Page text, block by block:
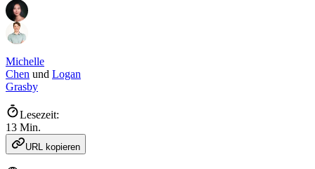
Michelle
Chen und Logan
Grasby
Lesezeit:
13 Min.
URL kopieren